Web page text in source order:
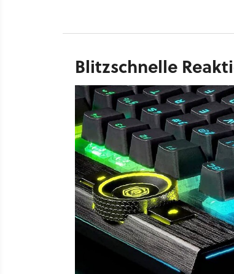
Blitzschnelle